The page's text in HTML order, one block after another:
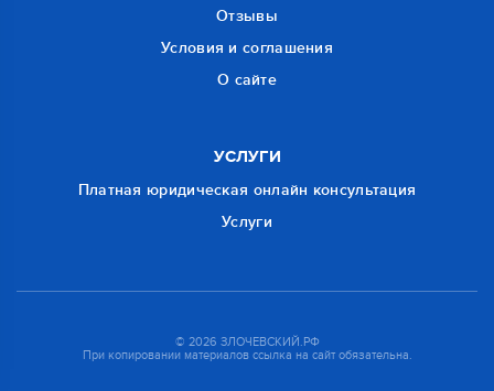
Отзывы
Условия и соглашения
О сайте
УСЛУГИ
Платная юридическая онлайн консультация
Услуги
© 2026 ЗЛОЧЕВСКИЙ.РФ
При копировании материалов ссылка на сайт обязательна.